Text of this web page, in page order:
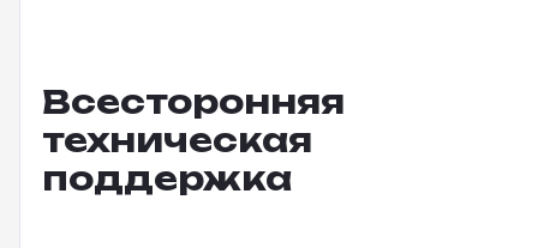
Всесторонняя
техническая
поддержка